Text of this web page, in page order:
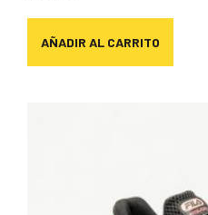
AÑADIR AL CARRITO